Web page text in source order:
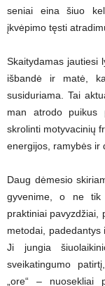
seniai eina šiuo
įkvėpimo tęsti
Skaitydamas jautiesi
išbandė ir matė,
susiduriama. Tai
man atrodo puikus
skrolinti motyvacinių
energijos, ramybės ir
Daug dėmesio
gyvenime, o ne tik
praktiniai pavyzdžiai,
metodai, padedantys
Ji jungia
sveikatingumo
„ore“ – nuosekliai